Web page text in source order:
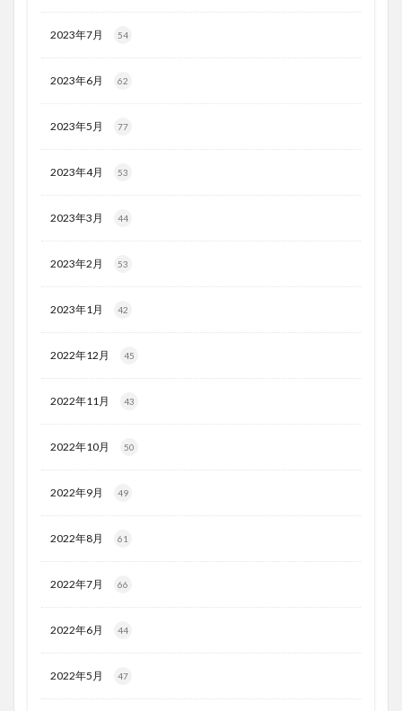
2023年7月 54
2023年6月 62
2023年5月 77
2023年4月 53
2023年3月 44
2023年2月 53
2023年1月 42
2022年12月 45
2022年11月 43
2022年10月 50
2022年9月 49
2022年8月 61
2022年7月 66
2022年6月 44
2022年5月 47